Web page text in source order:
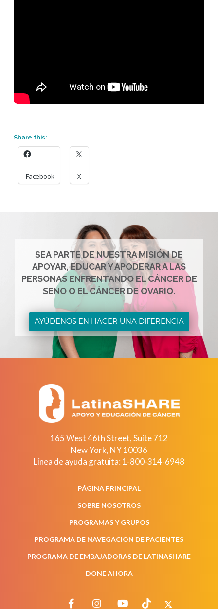
Share this:
Facebook X
SEA PARTE DE NUESTRA MISIÓN DE
APOYAR, EDUCAR Y APODERAR A LAS
PERSONAS ENFRENTANDO EL CÁNCER DE
SENO O EL CÁNCER DE OVARIO.
AYÚDENOS EN HACER UNA DIFERENCIA
165 West 46th Street, Suite 712
New York, NY10036
Línea de ayuda gratuita: 1-800-314-6948
PÁGINA PRINCIPAL
SOBRE NOSOTROS
PROGRAMAS Y GRUPOS
PROGRAMA DE NAVEGACION DE PACIENTES
PROGRAMA DE EMBAJADORAS DE LATINASHARE
DONE AHORA